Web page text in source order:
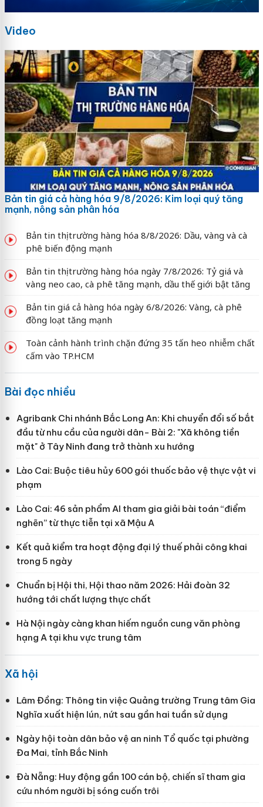
Video
Bản tin giá cả hàng hóa 9/8/2026: Kim loại quý tăng
mạnh, nông sản phân hóa
Bản tin thị trường hàng hóa 8/8/2026: Dầu, vàng và cà
phê biến động mạnh
Bản tin thị trường hàng hóa ngày 7/8/2026: Tỷ giá và
vàng neo cao, cà phê tăng mạnh, dầu thế giới bật tăng
Bản tin giá cả hàng hóa ngày 6/8/2026: Vàng, cà phê
đồng loạt tăng mạnh
Toàn cảnh hành trình chặn đứng 35 tấn heo nhiễm chất
cấm vào TP.HCM
Bài đọc nhiều
Agribank Chi nhánh Bắc Long An: Khi chuyển đổi số bắt
đầu từ nhu cầu của người dân- Bài 2: "Xã không tiền
mặt" ở Tây Ninh đang trở thành xu hướng
Lào Cai: Buộc tiêu hủy 600 gói thuốc bảo vệ thực vật vi
phạm
Lào Cai: 46 sản phẩm AI tham gia giải bài toán “điểm
nghẽn” từ thực tiễn tại xã Mậu A
Kết quả kiểm tra hoạt động đại lý thuế phải công khai
trong 5 ngày
Chuẩn bị Hội thi, Hội thao năm 2026: Hải đoàn 32
hướng tới chất lượng thực chất
Hà Nội ngày càng khan hiếm nguồn cung văn phòng
hạng A tại khu vực trung tâm
Xã hội
Lâm Đồng: Thông tin việc Quảng trường Trung tâm Gia
Nghĩa xuất hiện lún, nứt sau gần hai tuần sử dụng
Ngày hội toàn dân bảo vệ an ninh Tổ quốc tại phường
Đa Mai, tỉnh Bắc Ninh
Đà Nẵng: Huy động gần 100 cán bộ, chiến sĩ tham gia
cứu nhóm người bị sóng cuốn trôi